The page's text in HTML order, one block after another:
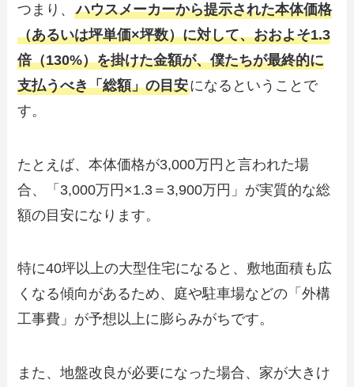
つまり、ハウスメーカーから提示された本体価格
（あるいは坪単価×坪数）に対して、おおよそ1.3
倍（130%）を掛けた金額が、僕たちが最終的に
支払うべき「総額」の目安になるということで
す。
たとえば、本体価格が3,000万円と言われた場
合、「3,000万円×1.3＝3,900万円」が実質的な総
額の目安になります。
特に40坪以上の大型住宅になると、敷地面積も広
くなる傾向があるため、庭や駐車場などの「外構
工事費」が予想以上に膨らみがちです。
また、地盤改良が必要になった場合、家が大きけ